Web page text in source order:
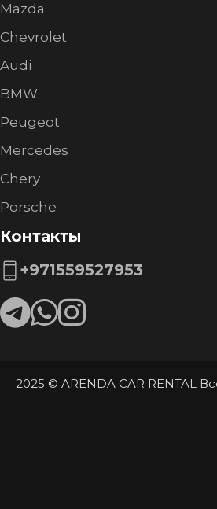
Mazda
Chevrolet
Audi
BMW
Peugeot
Mercedes
Chery
Porsche
Контакты
+971559527953
2025 © ARENDA CAR RENTAL